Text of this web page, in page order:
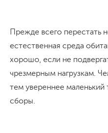
Прежде всего перестать
естественная среда
хорошо, если не
чрезмерным нагрузкам.
тем увереннее маленький
сборы.